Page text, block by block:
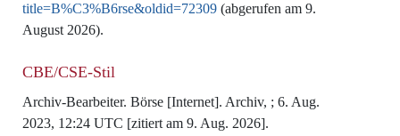
title=B%C3%B6rse&oldid=72309 (abgerufen am 9.
August 2026).
CBE/CSE-Stil
Archiv-Bearbeiter. Börse [Internet]. Archiv, ; 6. Aug.
2023, 12:24 UTC [zitiert am 9. Aug. 2026].